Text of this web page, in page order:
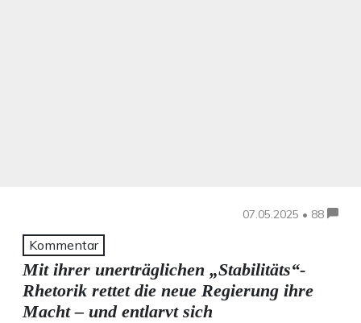
07.05.2025 • 88
Kommentar
Mit ihrer unerträglichen „Stabilitäts“-
Rhetorik rettet die neue Regierung ihre
Macht – und entlarvt sich